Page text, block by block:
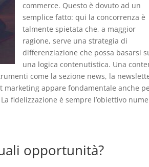
commerce. Questo è dovuto ad un
semplice fatto: qui la concorrenza è
talmente spietata che, a maggior
ragione, serve una strategia di
differenziazione che possa basarsi
una logica contenutistica. Una
come la sezione news, la
appare fondamentale anche
fidelizzazione è sempre l’obiettivo
opportunità?